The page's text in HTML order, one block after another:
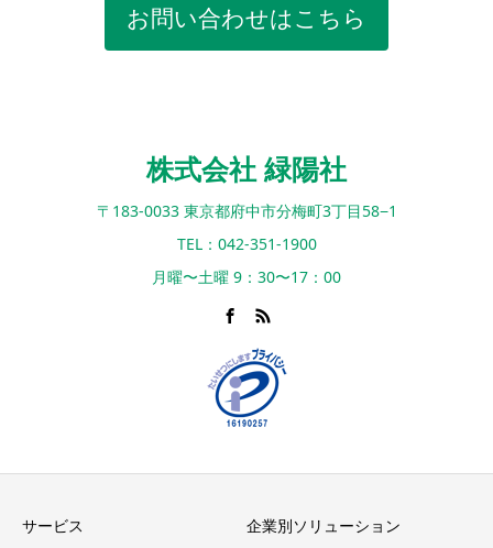
お問い合わせはこちら
株式会社 緑陽社
〒183-0033 東京都府中市分梅町3丁目58−1
TEL：042-351-1900
月曜〜土曜 9：30〜17：00
サービス 企業別ソリューション